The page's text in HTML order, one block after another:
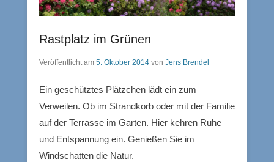
Rastplatz im Grünen
Veröffentlicht am 5. Oktober 2014 von Jens Brendel
Ein geschütztes Plätzchen lädt ein zum
Verweilen. Ob im Strandkorb oder mit der Familie
auf der Terrasse im Garten. Hier kehren Ruhe
und Entspannung ein. Genießen Sie im
Windschatten die Natur.